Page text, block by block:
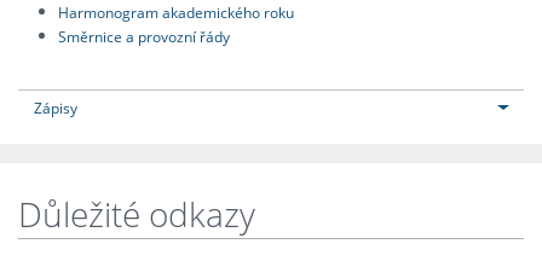
Harmonogram akademického roku
Směrnice a provozní řády
Zápisy
Důležité odkazy